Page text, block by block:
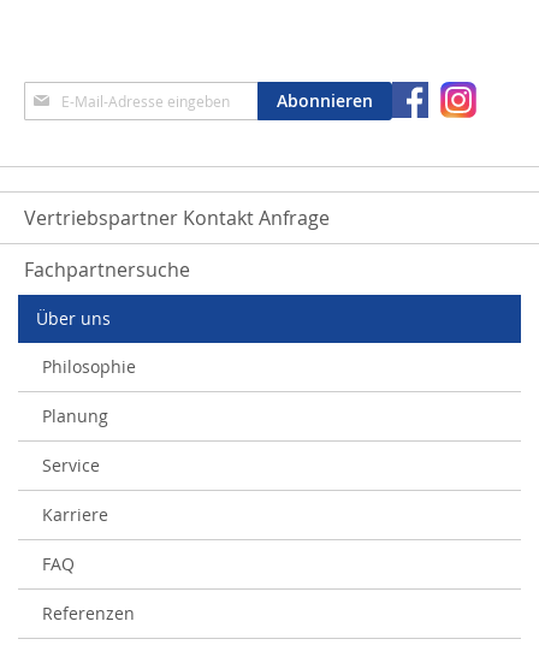
Anmeldung
zum
Abonnieren
Vertriebspartner Kontakt Anfrage
Fachpartnersuche
Über uns
Philosophie
Planung
Service
Karriere
FAQ
Referenzen